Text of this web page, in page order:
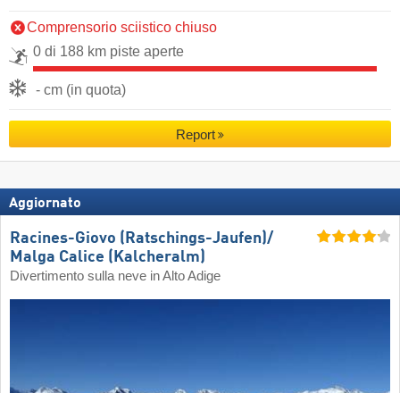
Comprensorio sciistico chiuso
0 di 188 km piste aperte
- cm (in quota)
Report
Aggiornato
Racines-Giovo (Ratschings-Jaufen)/​
Malga Calice (Kalcheralm)
Divertimento sulla neve in Alto Adige